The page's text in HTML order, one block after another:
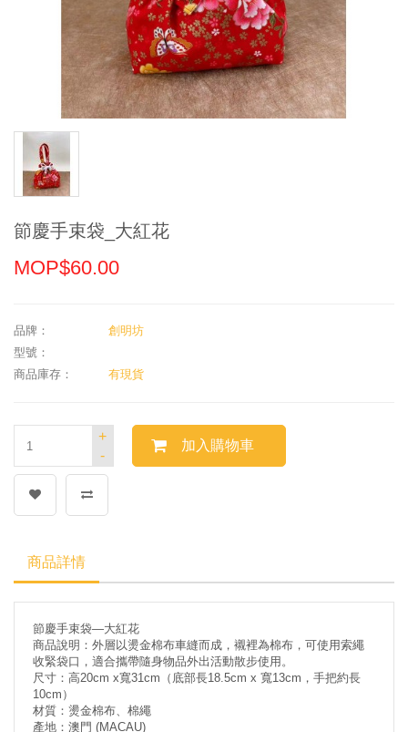
節慶手束袋_大紅花
MOP$60.00
品牌：
創明坊
型號：
商品庫存：
有現貨
-
+
加入購物車
商品詳情
節慶手束袋—大紅花
商品說明：外層以燙金棉布車縫而成，襯裡為棉布，可使用索繩
收緊袋口，適合攜帶隨身物品外出活動散步使用。
尺寸：高20cm x寬31cm（底部長18.5cm x 寬13cm，手把約長
10cm）
材質：燙金棉布、棉繩
產地：澳門 (MACAU)